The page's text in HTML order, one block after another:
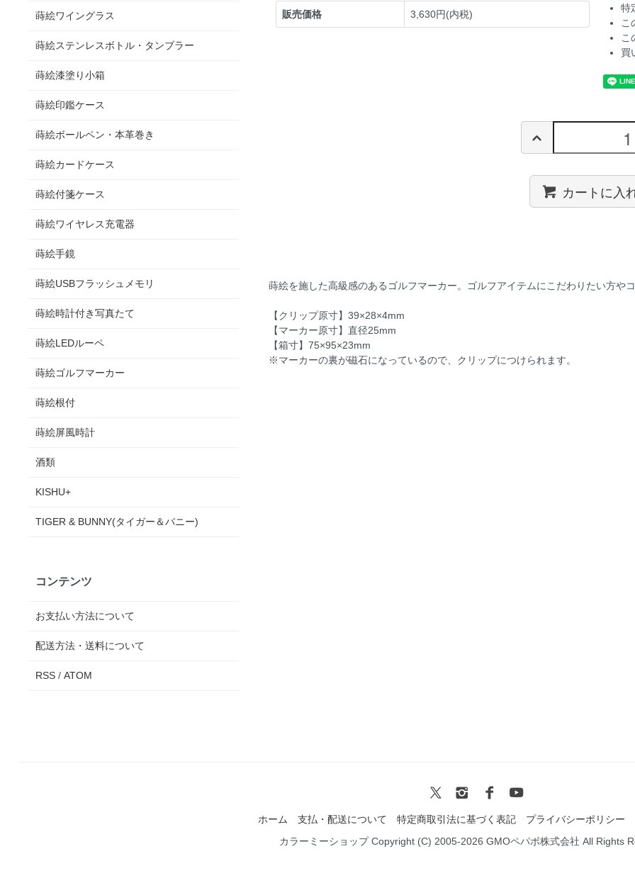
販売価格 3,630円(内税)
特
こ
こ
買
カートに入
蒔絵を施した高級感のあるゴルフマーカー。ゴルフアイテムにこだわりたい方や
【クリップ原寸】39×28×4mm
【マーカー原寸】直径25mm
【箱寸】75×95×23mm
※マーカーの裏が磁石になっているので、クリップにつけられます。
蒔絵ワイングラス
蒔絵ステンレスボトル・タンブラー
蒔絵漆塗り小箱
蒔絵印鑑ケース
蒔絵ボールペン・本革巻き
蒔絵カードケース
蒔絵付箋ケース
蒔絵ワイヤレス充電器
蒔絵手鏡
蒔絵USBフラッシュメモリ
蒔絵時計付き写真たて
蒔絵LEDルーペ
蒔絵ゴルフマーカー
蒔絵根付
蒔絵屏風時計
酒類
KISHU+
TIGER & BUNNY(タイガー＆バニー)
コンテンツ
お支払い方法について
配送方法・送料について
RSS/ ATOM
ホーム 支払・配送について 特定商取引法に基づく表記 プライバシーポリシー
カラーミーショップCopyright (C) 2005-2026 GMOペパボ株式会社 All Rights